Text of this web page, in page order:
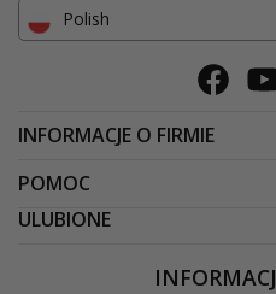
Polish
Facebook
INFORMACJE O FIRMIE
POMOC
ULUBIONE